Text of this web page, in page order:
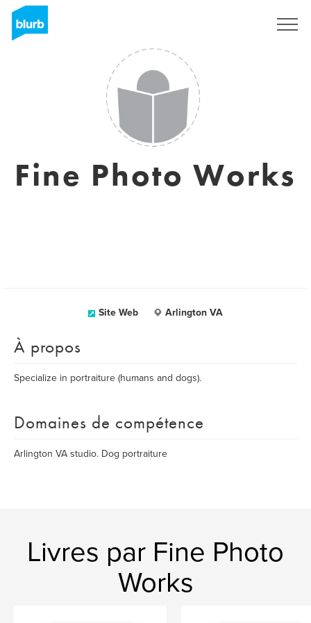
Fine Photo Works
Site Web Arlington VA
À propos
Specialize in portraiture (humans and dogs).
Domaines de compétence
Arlington VA studio. Dog portraiture
Livres par Fine Photo
Works